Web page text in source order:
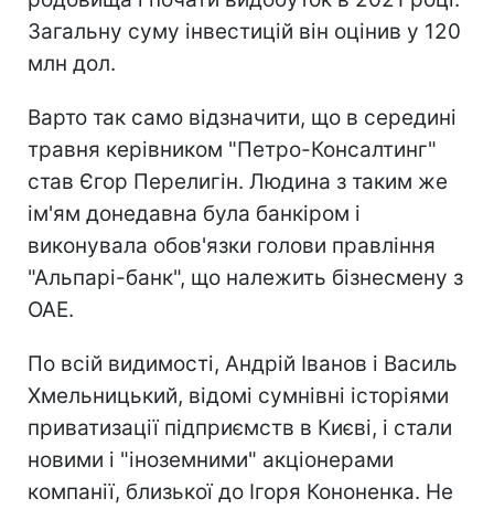
Загальну суму інвестицій він оцінив у 120
млн дол.
Варто так само відзначити, що в середині
травня керівником "Петро-Консалтинг"
став Єгор Перелигін. Людина з таким же
ім'ям донедавна була банкіром і
виконувала обов'язки голови правління
"Альпарі-банк", що належить бізнесмену з
ОАЕ.
По всій видимості, Андрій Іванов і Василь
Хмельницький, відомі сумнівні історіями
приватизації підприємств в Києві, і стали
новими і "іноземними" акціонерами
компанії, близької до Ігоря Кононенка. Не